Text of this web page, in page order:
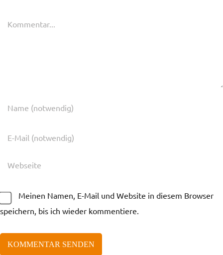
Meinen Namen, E-Mail und Website in diesem Browser
speichern, bis ich wieder kommentiere.